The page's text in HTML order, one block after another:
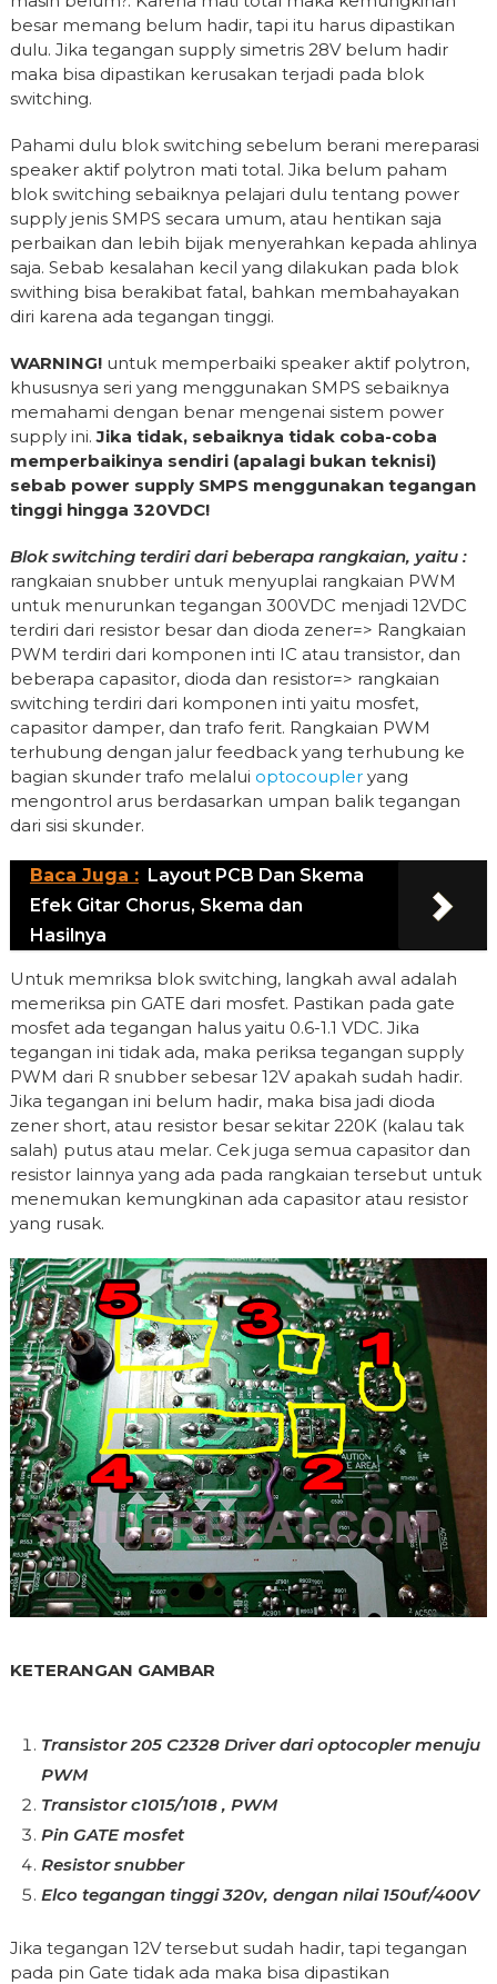
besar memang belum hadir, tapi itu harus dipastikan
dulu. Jika tegangan supply simetris 28V belum hadir
maka bisa dipastikan kerusakan terjadi pada blok
switching.
Pahami dulu blok switching sebelum berani mereparasi
speaker aktif polytron mati total. Jika belum paham
blok switching sebaiknya pelajari dulu tentang power
supply jenis SMPS secara umum, atau hentikan saja
perbaikan dan lebih bijak menyerahkan kepada ahlinya
saja. Sebab kesalahan kecil yang dilakukan pada blok
swithing bisa berakibat fatal, bahkan membahayakan
diri karena ada tegangan tinggi.
WARNING!untuk memperbaiki speaker aktif polytron,
khususnya seri yang menggunakan SMPS sebaiknya
memahami dengan benar mengenai sistem power
supply ini.Jika tidak, sebaiknya tidak coba-coba
memperbaikinya sendiri (apalagi bukan teknisi)
sebab power supply SMPS menggunakan tegangan
tinggi hingga 320VDC!
Blok switching terdiri dari beberapa rangkaian, yaitu :
rangkaian snubber untuk menyuplai rangkaian PWM
untuk menurunkan tegangan 300VDC menjadi 12VDC
terdiri dari resistor besar dan dioda zener=> Rangkaian
PWM terdiri dari komponen inti IC atau transistor, dan
beberapa capasitor, dioda dan resistor=> rangkaian
switching terdiri dari komponen inti yaitu mosfet,
capasitor damper, dan trafo ferit. Rangkaian PWM
terhubung dengan jalur feedback yang terhubung ke
bagian skunder trafo melalui optocoupleryang
mengontrol arus berdasarkan umpan balik tegangan
dari sisi skunder.
Baca Juga : Layout PCB Dan Skema
Efek Gitar Chorus, Skema dan
Hasilnya
Untuk memriksa blok switching, langkah awal adalah
memeriksa pin GATE dari mosfet. Pastikan pada gate
mosfet ada tegangan halus yaitu 0.6-1.1 VDC. Jika
tegangan ini tidak ada, maka periksa tegangan supply
PWM dari R snubber sebesar 12V apakah sudah hadir.
Jika tegangan ini belum hadir, maka bisa jadi dioda
zener short, atau resistor besar sekitar 220K (kalau tak
salah) putus atau melar. Cek juga semua capasitor dan
resistor lainnya yang ada pada rangkaian tersebut untuk
menemukan kemungkinan ada capasitor atau resistor
yang rusak.
KETERANGAN GAMBAR
Transistor 205 C2328 Driver dari optocopler menuju
PWM
Transistor c1015/1018 , PWM
Pin GATE mosfet
Resistor snubber
Elco tegangan tinggi 320v, dengan nilai 150uf/400V
Jika tegangan 12V tersebut sudah hadir, tapi tegangan
pada pin Gate tidak ada maka bisa dipastikan